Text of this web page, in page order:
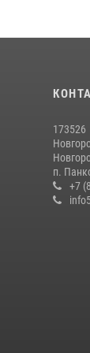
173526
п.
+7